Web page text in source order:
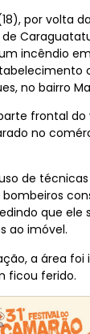
por volta
de
incêndio
no bairro
frontal
no
de
que ele
ao imóvel.
a área foi
ficou ferido.